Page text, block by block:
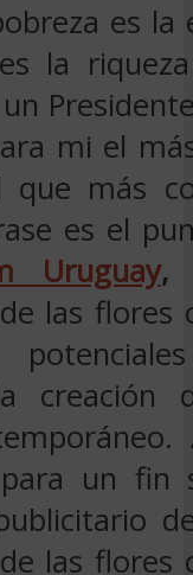
es la
la
mi el
más
es el
Uruguay,
las flores
creación
para un fin
las flores